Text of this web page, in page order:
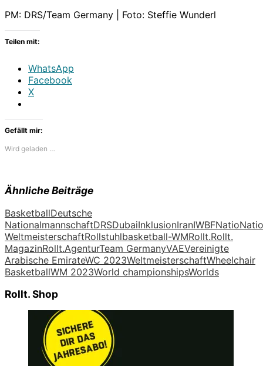
PM: DRS/Team Germany | Foto: Steffie Wunderl
Teilen mit:
WhatsApp
Facebook
X
Gefällt mir:
Wird geladen …
Ähnliche Beiträge
BasketballDeutsche
NationalmannschaftDRSDubaiInklusionIranIWBFNatio
WeltmeisterschaftRollstuhlbasketball-WMRollt.Rollt.
MagazinRollt.AgenturTeam GermanyVAEVereinigte
Arabische EmirateWC 2023WeltmeisterschaftWheelchair
BasketballWM 2023World championshipsWorlds
Rollt. Shop